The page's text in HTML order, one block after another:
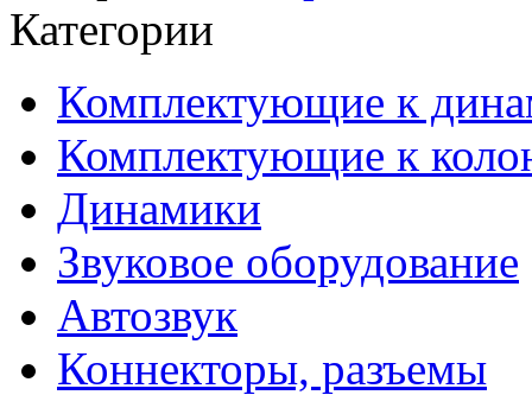
Категории
Комплектующие к
Комплектующие к
Динамики
Звуковое оборудование
Автозвук
Коннекторы, разъемы